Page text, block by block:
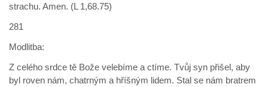
strachu. Amen. (L 1,68.75)
281
Modlitba:
Z celého srdce tě Bože velebíme a ctíme. Tvůj syn přišel, aby
byl roven nám, chatrným a hříšným lidem. Stal se nám bratrem